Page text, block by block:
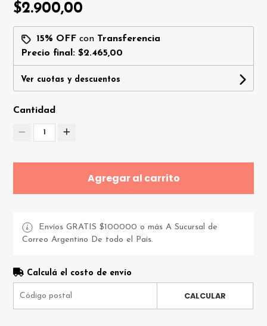
$2.900,00
15% OFF con Transferencia
Precio final:$2.465,00
Ver cuotas y descuentos
Cantidad
1
Agregar al carrito
Envíos GRATIS $100000 o más A Sucursal de
Correo Argentino De todo el País.
Calculá el costo de envío
CALCULAR